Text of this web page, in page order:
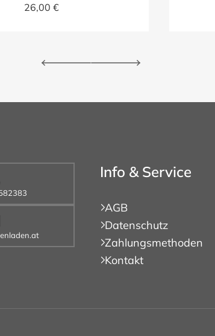
26,00 €
Info & Service
AGB
Datenschutz
Zahlungsmethoden
Kontakt